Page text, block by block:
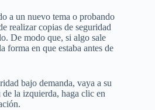
a un nuevo tema o probando
realizar copias de seguridad
De modo que, si algo sale
forma en que estaba antes de
bajo demanda, vaya a su
la izquierda, haga clic en